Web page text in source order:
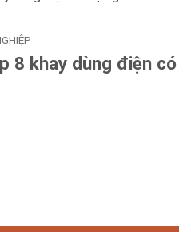
8 khay dùng điện có
điện có hẹn giờ TC-DH8K